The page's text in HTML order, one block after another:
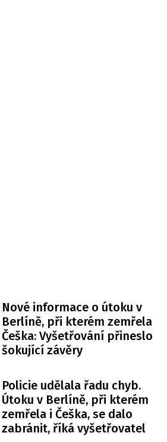
Nové informace o útoku v
Berlíně, při kterém zemřela
Češka: Vyšetřování přineslo
šokující závěry
Policie udělala řadu chyb.
Útoku v Berlíně, při kterém
zemřela i Češka, se dalo
zabránit, říká vyšetřovatel